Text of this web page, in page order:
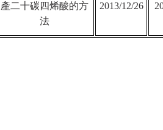
產二十碳四烯酸的方
法
2013/12/26